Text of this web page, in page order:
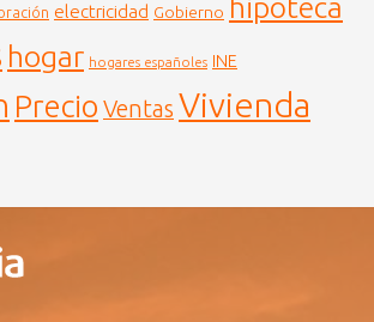
electricidad Gobierno hipoteca
hogar hogares españoles INE
Precio Ventas Vivienda